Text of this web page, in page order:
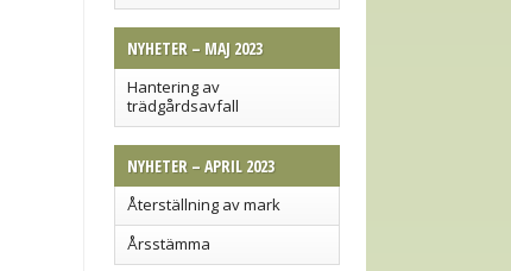
NYHETER – MAJ 2023
Hantering av
trädgårdsavfall
NYHETER – APRIL 2023
Återställning av mark
Årsstämma